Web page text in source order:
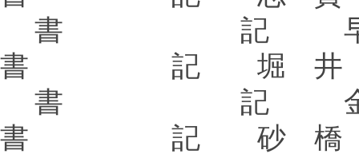
書 記
書 記 堀 井
書 記
書 記 砂 橋